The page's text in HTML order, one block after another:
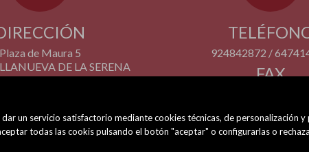
un servicio satisfactorio mediante cookies técnicas, de personalización y
todas las cookis pulsando el botón "aceptar" o configurarlas o
Plaza de Maura 5
DE LA SERENA
(BADAJOZ)
924842872 /
FAX